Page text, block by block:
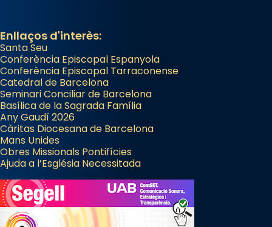
Enllaços d'interès:
Santa Seu
Conferència Episcopal Espanyola
Conferència Episcopal Tarraconense
Catedral de Barcelona
Seminari Conciliar de Barcelona
Basílica de la Sagrada Família
Any Gaudí 2026
Càritas Diocesana de Barcelona
Mans Unides
Obres Missionals Pontifícies
Ajuda a l’Església Necessitada